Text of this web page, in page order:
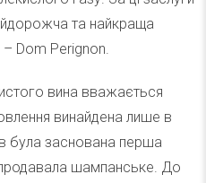
та найкраща
– Dom Perignon.
вина вважається
винайдена лише в
була заснована перша
шампанське. До